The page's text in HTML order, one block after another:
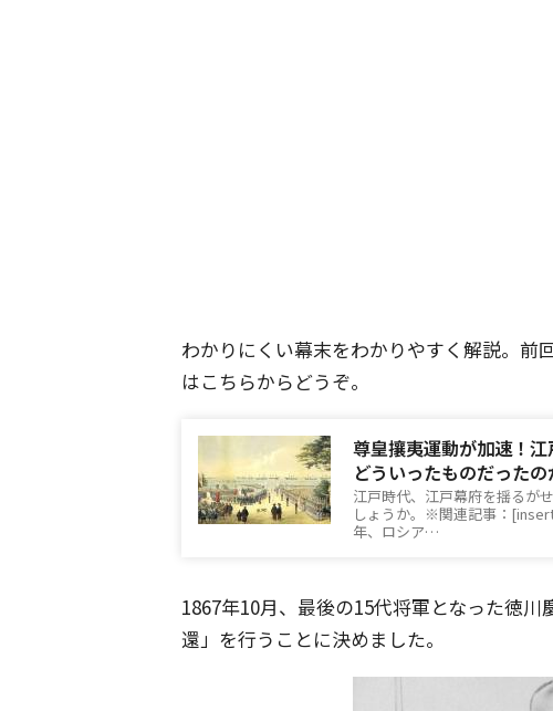
わかりにくい幕末をわかりやすく解説。前
はこちらからどうぞ。
尊皇攘夷運動が加速！
どういったものだった
江戸時代、江戸幕府を揺るが
しょうか。※関連記事：
年、ロシア…
1867年10月、最後の15代将軍となった徳
還」を行うことに決めました。